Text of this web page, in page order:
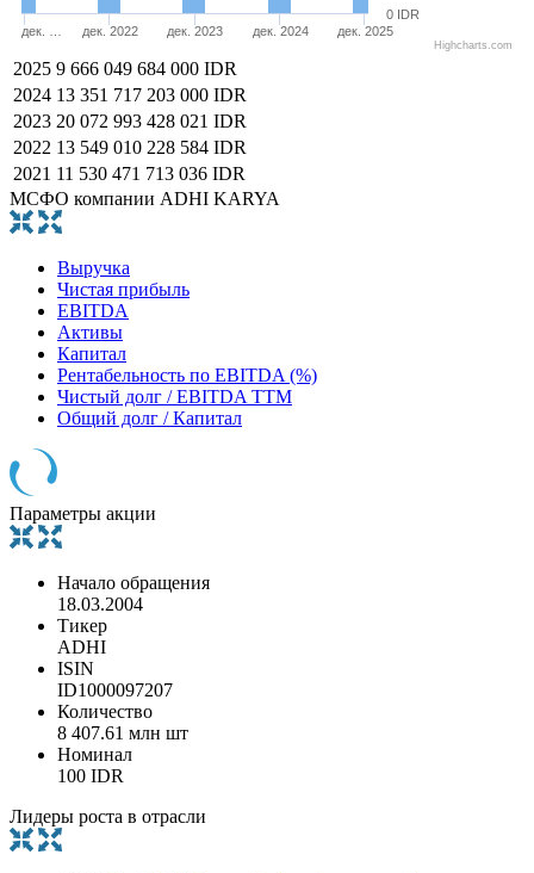
дек. … дек. 2022 дек. 2023 дек. 2024 дек. 2025
0 IDR
Highcharts.com
2025 9 666 049 684 000 IDR
2024 13 351 717 203 000 IDR
2023 20 072 993 428 021 IDR
2022 13 549 010 228 584 IDR
2021 11 530 471 713 036 IDR
МСФО компании ADHI KARYA
Выручка
Чистая прибыль
EBITDA
Активы
Капитал
Рентабельность по EBITDA (%)
Чистый долг / EBITDA TTM
Общий долг / Капитал
Параметры акции
Начало обращения
18.03.2004
Тикер
ADHI
ISIN
ID1000097207
Количество
8 407.61 млн шт
Номинал
100 IDR
Лидеры роста в отрасли